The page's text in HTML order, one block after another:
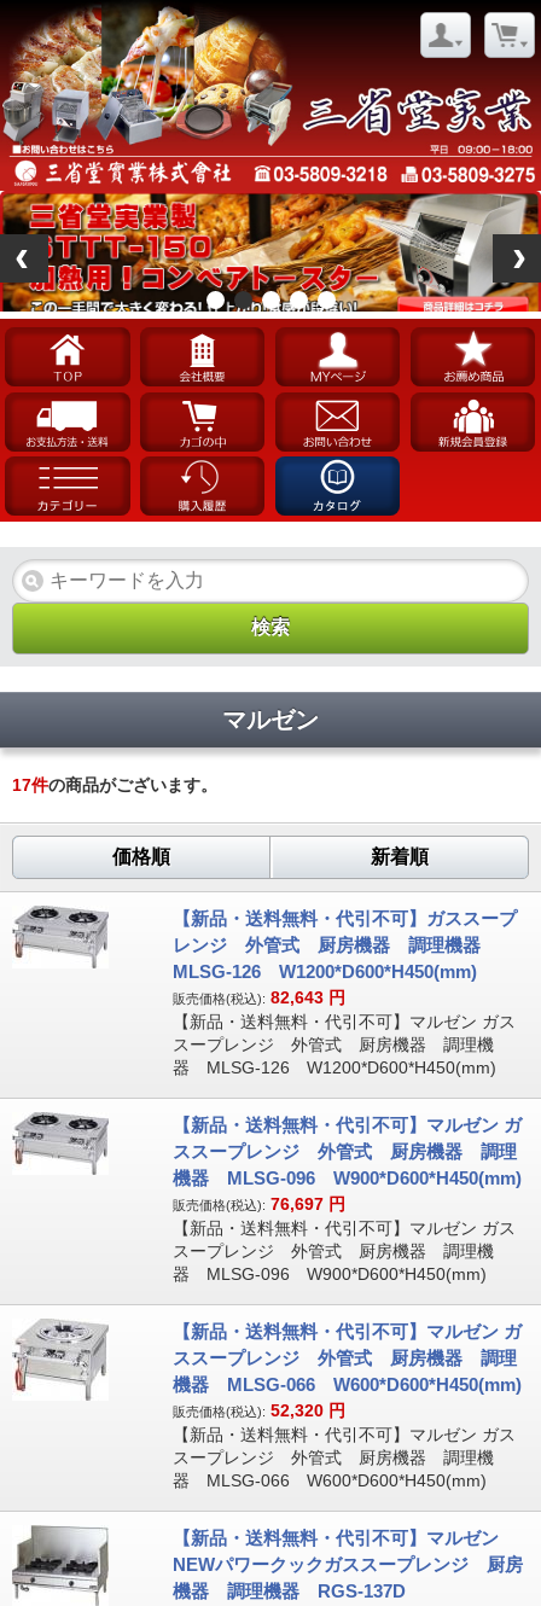
マルゼン
17件の商品がございます。
価格順 新着順
【新品・送料無料・代引不可】ガススープ
レンジ 外管式 厨房機器 調理機器
MLSG-126 W1200*D600*H450(mm)
販売価格(税込): 82,643 円
【新品・送料無料・代引不可】マルゼン ガス
スープレンジ 外管式 厨房機器 調理機
器 MLSG-126 W1200*D600*H450(mm)
【新品・送料無料・代引不可】マルゼン ガ
ススープレンジ 外管式 厨房機器 調理
機器 MLSG-096 W900*D600*H450(mm)
販売価格(税込): 76,697 円
【新品・送料無料・代引不可】マルゼン ガス
スープレンジ 外管式 厨房機器 調理機
器 MLSG-096 W900*D600*H450(mm)
【新品・送料無料・代引不可】マルゼン ガ
ススープレンジ 外管式 厨房機器 調理
機器 MLSG-066 W600*D600*H450(mm)
販売価格(税込): 52,320 円
【新品・送料無料・代引不可】マルゼン ガス
スープレンジ 外管式 厨房機器 調理機
器 MLSG-066 W600*D600*H450(mm)
【新品・送料無料・代引不可】マルゼン
NEWパワークックガススープレンジ 厨房
機器 調理機器 RGS-137D